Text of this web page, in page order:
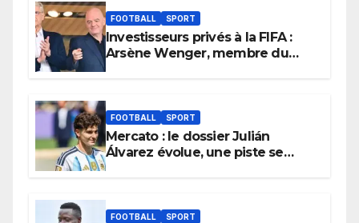
FOOTBALL SPORT
Investisseurs privés à la FIFA :
Arsène Wenger, membre du
FOOTBALL SPORT
Mercato : le dossier Julián
Álvarez évolue, une piste se
FOOTBALL SPORT